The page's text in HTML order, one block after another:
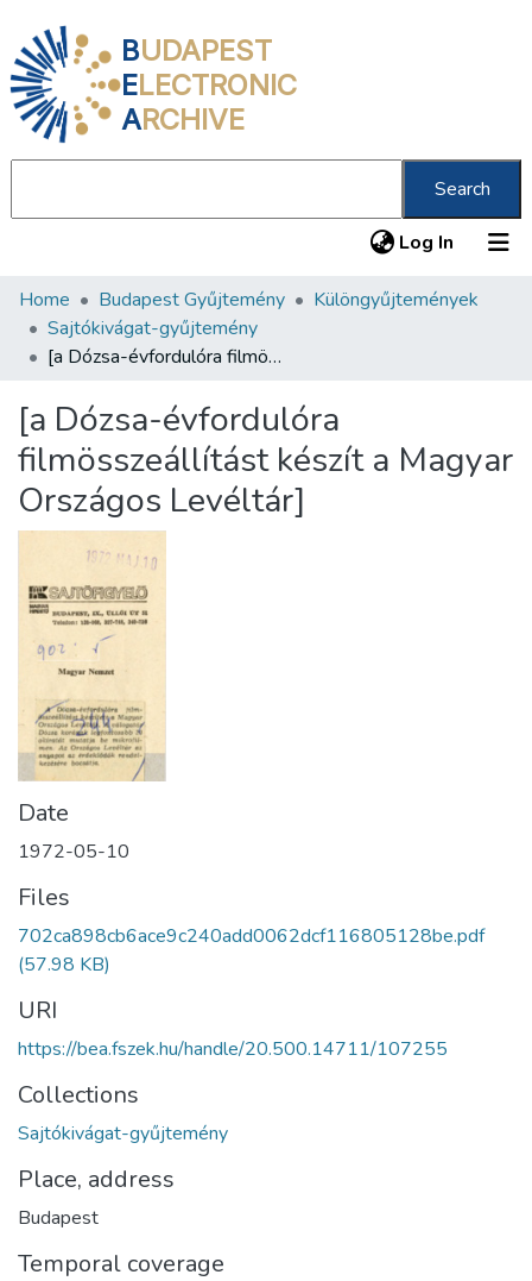
BUDAPEST
ELECTRONIC
ARCHIVE
Search
Log In (current)
Communities & Collections
All of DSpace
About us
Home Budapest Gyűjtemény
Különgyűjtemények
Sajtókivágat-gyűjtemény
[a Dózsa-évfordulóra filmösszeállítást készít a Magyar Országos Levéltár]
[a Dózsa-évfordulóra
filmösszeállítást készít a Magyar
Országos Levéltár]
Date
1972-05-10
Files
702ca898cb6ace9c240add0062dcf116805128be.pdf
(57.98 KB)
URI
https://bea.fszek.hu/handle/20.500.14711/107255
Collections
Sajtókivágat-gyűjtemény
Place, address
Budapest
Temporal coverage